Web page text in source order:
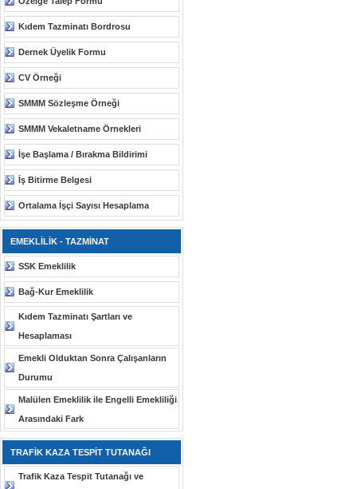
Kıdem Tazminatı Bordrosu
Dernek Üyelik Formu
CV Örneği
SMMM Sözleşme Örneği
SMMM Vekaletname Örnekleri
İşe Başlama / Bırakma Bildirimi
İş Bitirme Belgesi
Ortalama İşçi Sayısı Hesaplama
EMEKLİLİK - TAZMİNAT
SSK Emeklilik
Bağ-Kur Emeklilik
Kıdem Tazminatı Şartları ve
Hesaplaması
Emekli Olduktan Sonra Çalışanların
Durumu
Malülen Emeklilik ile Engelli Emekliliği
Arasındaki Fark
TRAFİK KAZA TESPİT TUTANAĞI
Trafik Kaza Tespit Tutanağı ve